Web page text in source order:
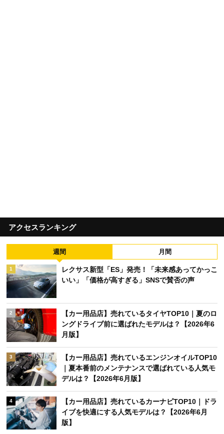
アクセスランキング
週間 月間
1
レクサス新型「ES」発売！「未来感あってかっこ
いい」「価格が高すぎる」SNSで賛否の声
2
【カー用品店】売れているタイヤTOP10｜夏のロ
ングドライブ前に選ばれたモデルは？【2026年6
月版】
3
【カー用品店】売れているエンジンオイルTOP10
｜夏本番前のメンテナンスで選ばれている人気モ
デルは？【2026年6月版】
4
【カー用品店】売れているカーナビTOP10｜ドラ
イブを快適にする人気モデルは？【2026年6月
版】